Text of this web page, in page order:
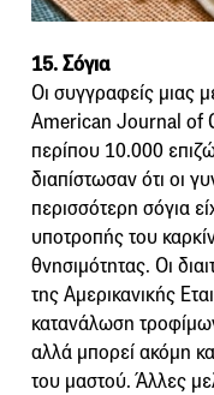
15. Σόγια
Οι συγγραφείς μιας
American Journal of
περίπου 10.000
διαπίστωσαν ότι οι
περισσότερη σόγια
υποτροπής του
θνησιμότητας. Οι
της Αμερικανικής
κατανάλωση
αλλά μπορεί ακόμη
του μαστού. Άλλες